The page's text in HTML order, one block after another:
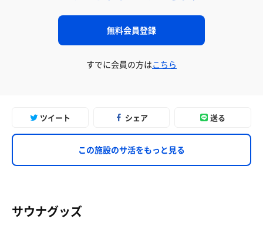
無料会員登録
すでに会員の方はこちら
ツイート シェア 送る
この施設のサ活をもっと見る
サウナグッズ